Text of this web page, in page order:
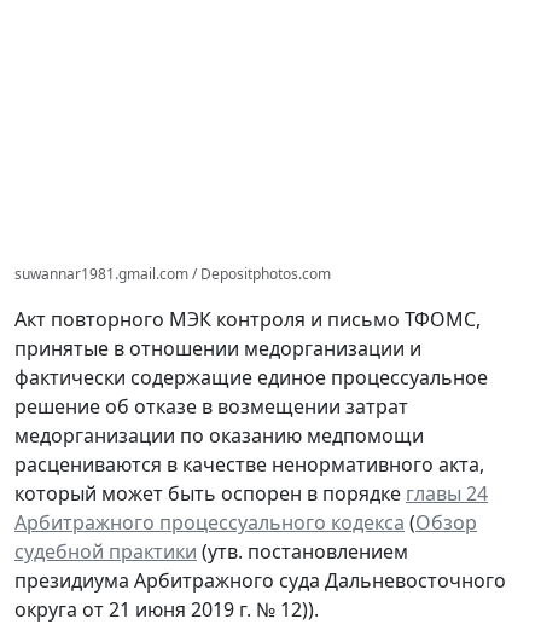
suwannar1981.gmail.com / Depositphotos.com
Акт повторного МЭК контроля и письмо ТФОМС,
принятые в отношении медорганизации и
фактически содержащие единое процессуальное
решение об отказе в возмещении затрат
медорганизации по оказанию медпомощи
расцениваются в качестве ненормативного акта,
который может быть оспорен в порядке главы 24
Арбитражного процессуального кодекса (Обзор
судебной практики (утв. постановлением
президиума Арбитражного суда Дальневосточного
округа от 21 июня 2019 г. № 12)).